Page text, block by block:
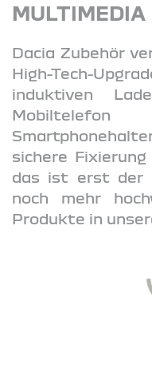
MULTIMEDIA
Dacia Zubehör
High-Tech-
induktiven
sichere
das ist erst der
noch mehr
Produkte in